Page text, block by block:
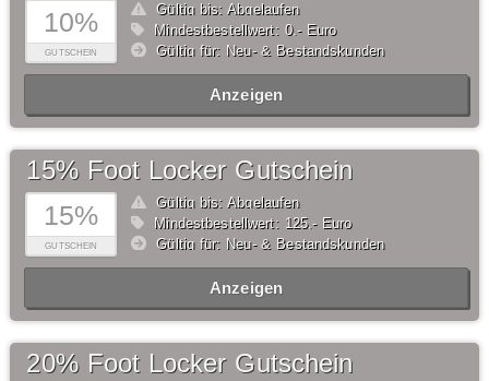
10%
GUTSCHEIN
Gültig bis: Abgelaufen
Mindestbestellwert: 0,- Euro
Gültig für: Neu- & Bestandskunden
Anzeigen
15%
GUTSCHEIN
15% Foot Locker Gutschein
Gültig bis: Abgelaufen
Mindestbestellwert: 125,- Euro
Gültig für: Neu- & Bestandskunden
Anzeigen
20% Foot Locker Gutschein